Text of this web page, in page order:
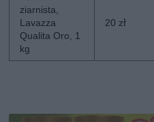
ziarnista,
Lavazza
Qualita Oro, 1
kg
20 zł